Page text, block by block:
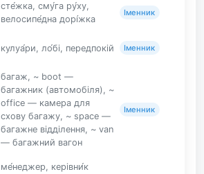
сте́жка, сму́га ру́ху,
велосипе́дна дорі́жка
Іменник
кулуа́ри, ло́бі, передпокій Іменник
багаж, ~ boot —
багажник (автомобіля), ~
office — камера для
схову багажу, ~ space —
багажне відділення, ~ van
— багажний вагон
Іменник
ме́неджер, керівни́к